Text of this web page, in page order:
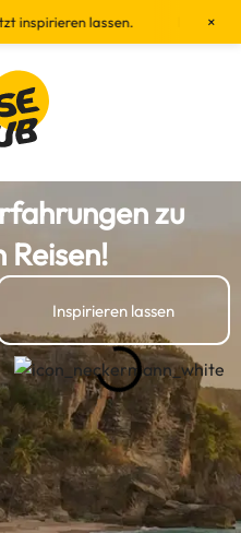
×
lassen. Ihr Traumurlaub
zu
Reisen!
Inspirieren lassen